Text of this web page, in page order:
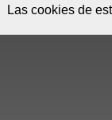
Las cookies de